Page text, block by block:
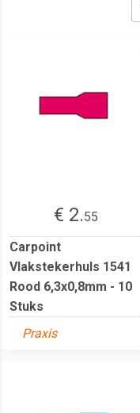
€ 2.55
Carpoint
Vlakstekerhuls 1541
Rood 6,3x0,8mm - 10
Stuks
Praxis